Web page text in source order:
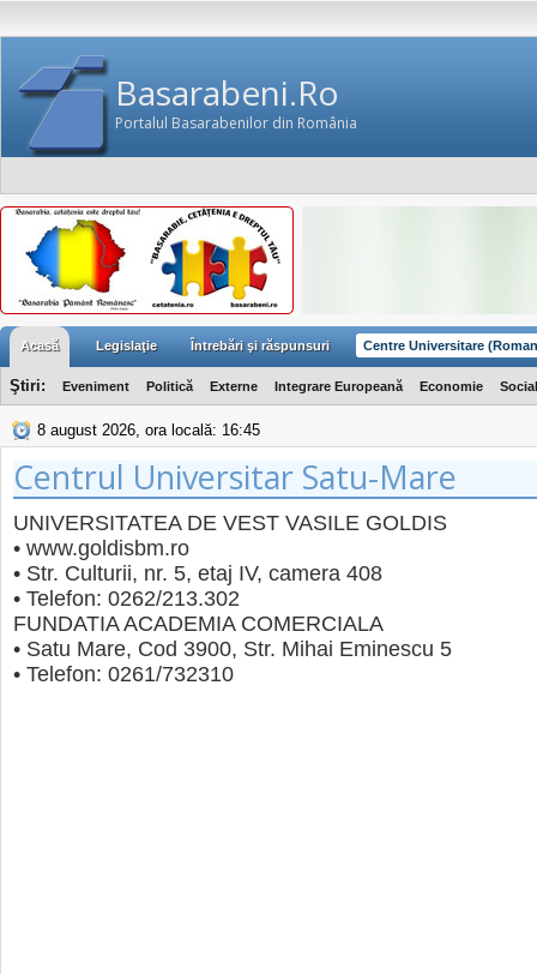
Basarabeni.Ro
Portalul Basarabenilor din România
Acasă Legislaţie Întrebări şi răspunsuri Centre Universitare
Ştiri: Eveniment Politică Externe Integrare Europeană Economie Social
8 august 2026, ora locală: 16:45
Centrul Universitar Satu-Mare
UNIVERSITATEA DE VEST VASILE GOLDIS
• www.goldisbm.ro
• Str. Culturii, nr. 5, etaj IV, camera 408
• Telefon: 0262/213.302
FUNDATIA ACADEMIA COMERCIALA
• Satu Mare, Cod 3900, Str. Mihai Eminescu 5
• Telefon: 0261/732310